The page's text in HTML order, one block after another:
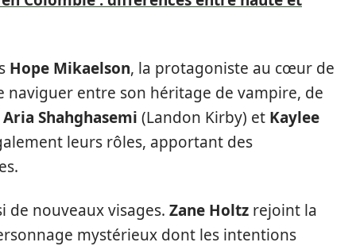
Hope Mikaelson, la protagoniste au cœur de
naviguer entre son héritage de vampire, de
Aria Shahghasemi (Landon Kirby) et Kaylee
leurs rôles, apportant des
de nouveaux visages. Zane Holtz rejoint la
mystérieux dont les intentions